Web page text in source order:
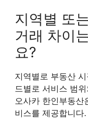
지역별 또
거래 차이
요?
지역별로 부동산
드별로 서비스 범
오사카 한인부동산
비스를 제공합니다.